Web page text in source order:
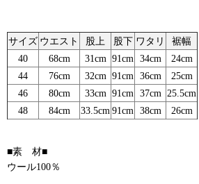
サイズ ウエスト 股上 股下 ワタリ
裾幅
40
68cm 31cm 91cm 34cm
24cm
44
76cm 32cm 91cm 36cm
25cm
46
80cm 33cm 91cm 37cm
25.5cm
48
84cm 33.5cm 91cm 38cm 26cm
■素 材■
ウール100％